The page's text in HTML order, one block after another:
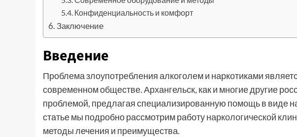
Конфиденциальность и комфорт
Заключение
Введение
Проблема злоупотребления алкоголем и наркотиками
современном обществе. Архангельск, как и многие другие
проблемой, предлагая специализированную помощь в виде
статье мы подробно рассмотрим работунаркологической
методы лечения и преимущества.